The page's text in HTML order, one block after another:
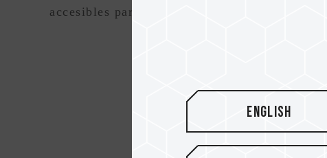
accesibles para todos.
English